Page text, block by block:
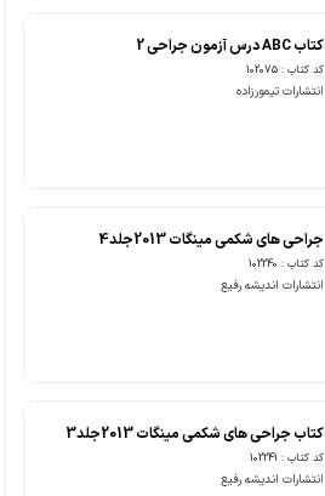
کتاب ABC درس آزمون جراحی 2
کد کتاب : 102075
انتشارات تیمورزاده
جراحی های شکمی مینگات 2013جلد4
کد کتاب : 102240
انتشارات اندیشه رفیع
کتاب جراحی های شکمی مینگات 2013جلد3
کد کتاب : 102241
انتشارات اندیشه رفیع